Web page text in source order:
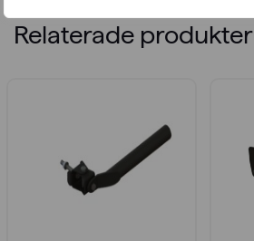
Relaterade produkter